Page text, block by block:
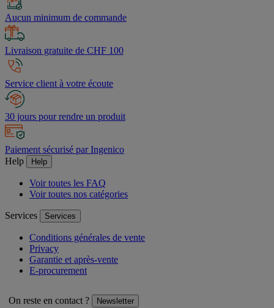
Aucun minimum de commande
Livraison gratuite de CHF 100
Service client à votre écoute
30 jours pour rendre un produit
Paiement sécurisé par Ingenico
Help
Help
Voir toutes les FAQ
Voir toutes nos catégories
Services Services
Conditions générales de vente
Privacy
Garantie et après-vente
E-procurement
On reste en contact ? Newsletter